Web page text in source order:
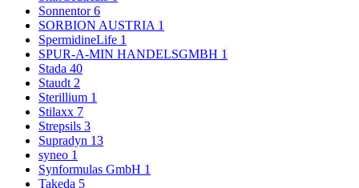
Sonnentor6
SORBION AUSTRIA 1
SpermidineLife 1
SPUR-A-MIN HANDELSGMBH 1
Stada 40
Staudt2
Sterillium 1
Stilaxx 7
Strepsils 3
Supradyn 13
syneo 1
Synformulas GmbH 1
Takeda 5